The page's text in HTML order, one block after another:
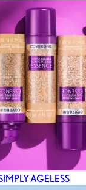
AGELESS